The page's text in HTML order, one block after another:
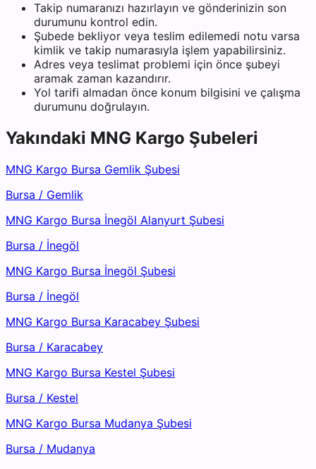
Takip numaranızı hazırlayın ve gönderinizin son
durumunu kontrol edin.
Şubede bekliyor veya teslim edilemedi notu varsa
kimlik ve takip numarasıyla işlem yapabilirsiniz.
Adres veya teslimat problemi için önce şubeyi
aramak zaman kazandırır.
Yol tarifi almadan önce konum bilgisini ve çalışma
durumunu doğrulayın.
Yakındaki MNG Kargo Şubeleri
MNG Kargo Bursa Gemlik Şubesi
Bursa / Gemlik
MNG Kargo Bursa İnegöl Alanyurt Şubesi
Bursa / İnegöl
MNG Kargo Bursa İnegöl Şubesi
Bursa / İnegöl
MNG Kargo Bursa Karacabey Şubesi
Bursa / Karacabey
MNG Kargo Bursa Kestel Şubesi
Bursa / Kestel
MNG Kargo Bursa Mudanya Şubesi
Bursa / Mudanya